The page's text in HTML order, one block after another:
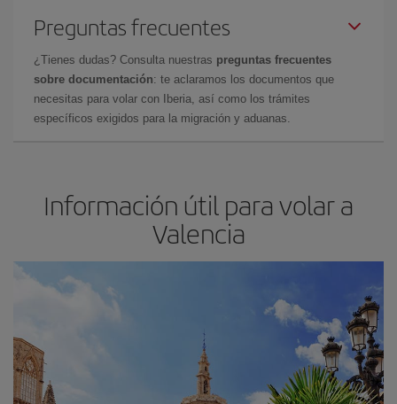
Preguntas frecuentes
¿Tienes dudas? Consulta nuestras preguntas frecuentes
sobre documentación: te aclaramos los documentos que
necesitas para volar con Iberia, así como los trámites
específicos exigidos para la migración y aduanas.
Información útil para volar a
Valencia